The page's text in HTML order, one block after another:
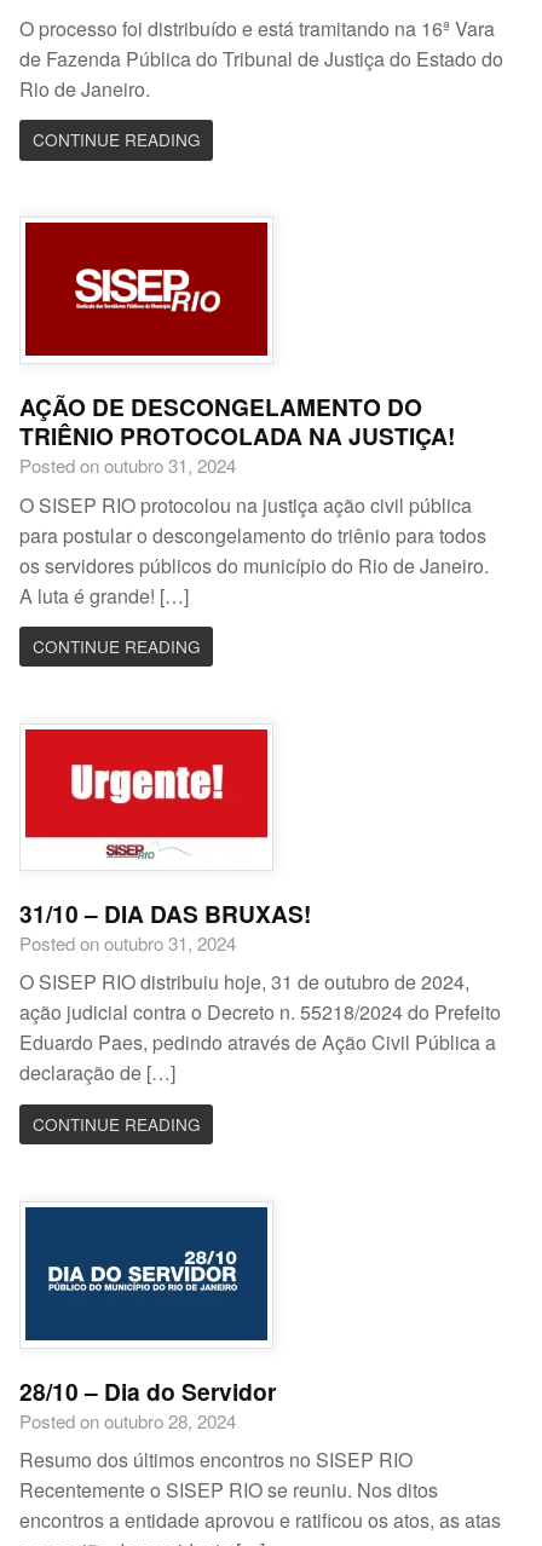
O processo foi distribuído e está tramitando na 16ª Vara
de Fazenda Pública do Tribunal de Justiça do Estado do
Rio de Janeiro.
CONTINUE READING
AÇÃO DE DESCONGELAMENTO DO
TRIÊNIO PROTOCOLADA NA JUSTIÇA!
Posted on outubro 31, 2024
O SISEP RIO protocolou na justiça ação civil pública
para postular o descongelamento do triênio para todos
os servidores públicos do município do Rio de Janeiro.
A luta é grande! […]
CONTINUE READING
31/10 – DIA DAS BRUXAS!
Posted on outubro 31, 2024
O SISEP RIO distribuiu hoje, 31 de outubro de 2024,
ação judicial contra o Decreto n. 55218/2024 do Prefeito
Eduardo Paes, pedindo através de Ação Civil Pública a
declaração de […]
CONTINUE READING
28/10 – Dia do Servidor
Posted on outubro 28, 2024
Resumo dos últimos encontros no SISEP RIO
Recentemente o SISEP RIO se reuniu. Nos ditos
encontros a entidade aprovou e ratificou os atos, as atas